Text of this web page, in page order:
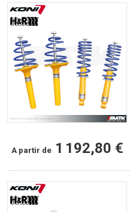
A partir de 1 192,80 €